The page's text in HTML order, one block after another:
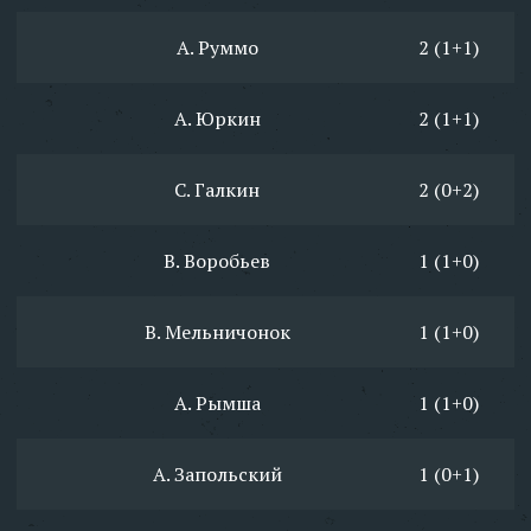
А. Руммо 2 (1+1)
А. Юркин 2 (1+1)
С. Галкин 2 (0+2)
В. Воробьев 1 (1+0)
В. Мельничонок 1 (1+0)
А. Рымша 1 (1+0)
А. Запольский 1 (0+1)